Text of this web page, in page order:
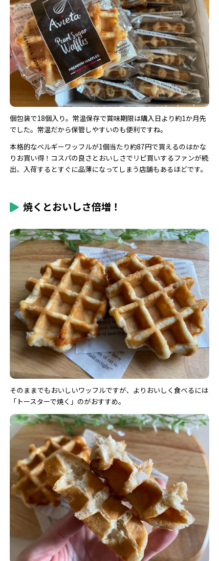
個包装で18個入り。常温保存で賞味期限は購入日より約1か月先
でした。常温だから保管しやすいのも便利ですね。
本格的なベルギーワッフルが1個当たり約87円で買えるのはかな
りお買い得！コスパの良さとおいしさでリピ買いするファンが続
出、入荷するとすぐに品薄になってしまう店舗もあるほどです。
焼くとおいしさ倍増！
そのままでもおいしいワッフルですが、よりおいしく食べるには
「トースターで焼く」のがおすすめ。